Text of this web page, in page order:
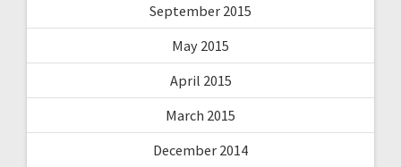
September 2015
May 2015
April 2015
March 2015
December 2014